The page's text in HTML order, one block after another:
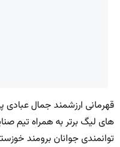
قهرمانی ارزشمند جمال عبادی
های لیگ برتر به همراه تیم
توانمندی جوانان برومند